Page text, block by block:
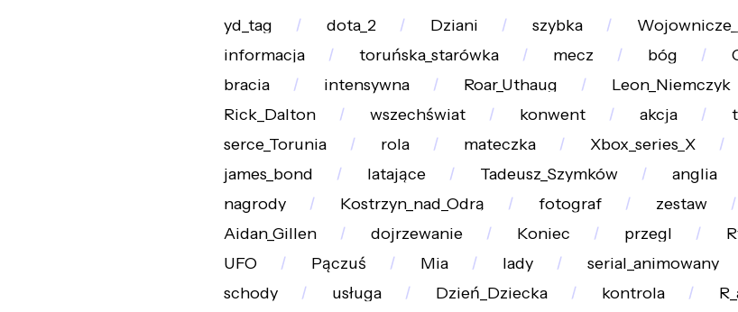
yd_tag dota_2 Dziani szybka
informacja
toruńska_starówka mecz bóg
bracia
intensywna Roar_Uthaug Leon_Niemczyk
Rick_Dalton
wszechświat konwent akcja
serce_Torunia
rola mateczka Xbox_series_X
james_bond
latające Tadeusz_Szymków anglia
nagrody
Kostrzyn_nad_Odrą fotograf zestaw
Aidan_Gillen
dojrzewanie Koniec przegl
UFO
Pączuś Mia lady serial_animowany
schody
usługa Dzień_Dziecka kontrola